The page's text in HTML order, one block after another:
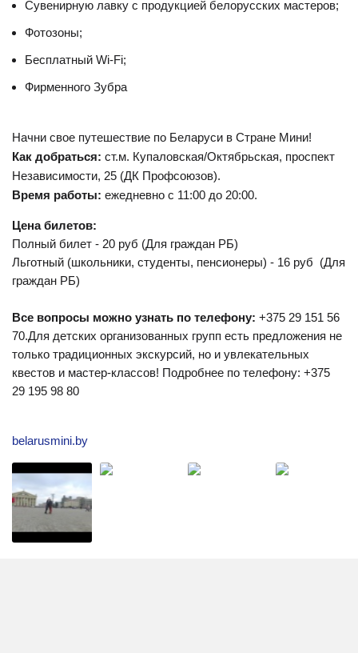
Сувенирную лавку с продукцией белорусских мастеров;
Фотозоны;
Бесплатный Wi-Fi;
Фирменного Зубра
Начни свое путешествие по Беларуси в Стране Мини!
Как добраться: ст.м. Купаловская/Октябрьская, проспект
Независимости, 25 (ДК Профсоюзов).
Время работы: ежедневно с 11:00 до 20:00.
Цена билетов:
Полный билет - 20 руб (Для граждан РБ)
Льготный (школьники, студенты, пенсионеры) - 16 руб (Для
граждан РБ)
Все вопросы можно узнать по телефону: +375 29 151 56
70.Для детских организованных групп есть предложения не
только традиционных экскурсий, но и увлекательных
квестов и мастер-классов! Подробнее по телефону: +375
29 195 98 80
belarusmini.by